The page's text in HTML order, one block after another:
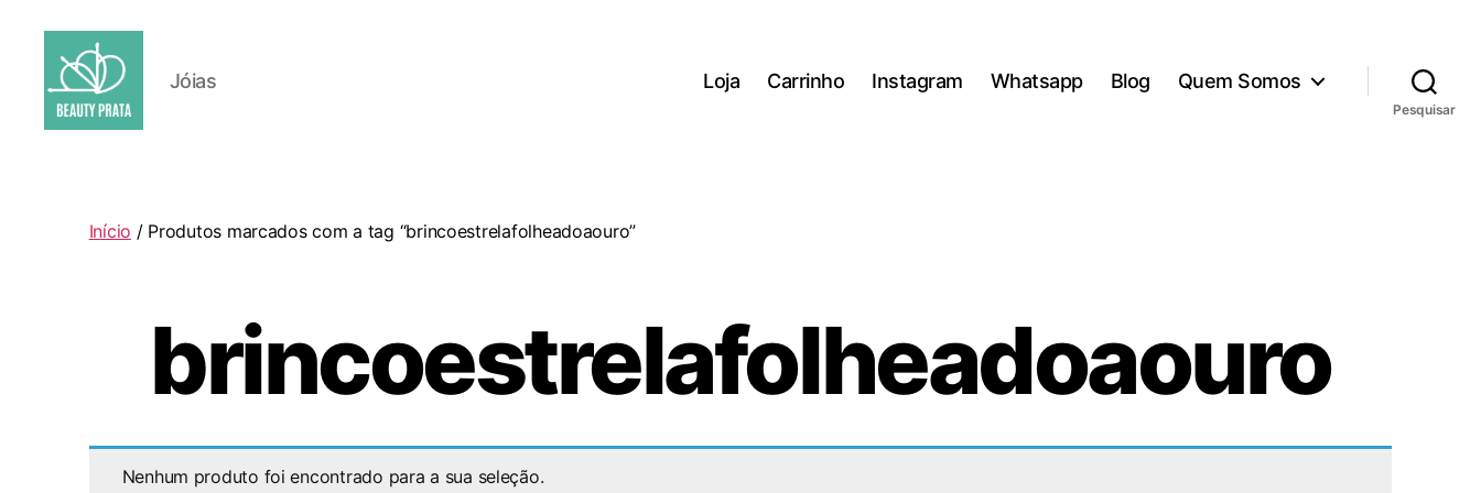
Jóias Loja Carrinho Instagram Whatsapp Blog Quem Somos
Pesquisar
Início / Produtos marcados com a tag “brincoestrelafolheadoaouro”
brincoestrelafolheadoaouro
Nenhum produto foi encontrado para a sua seleção.